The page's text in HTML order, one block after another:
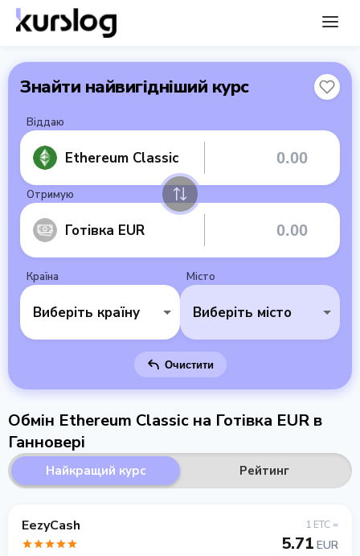
Знайти найвигідніший курс
Віддаю
Ethereum Classic
Отримую
Готівка EUR
Країна
Виберіть країну
Місто
Виберіть місто
Очистити
Обмін Ethereum Classic на Готівка EUR в
Ганновері
Найкращий курс Рейтинг
EezyCash 1 ETC =
5.71 EUR